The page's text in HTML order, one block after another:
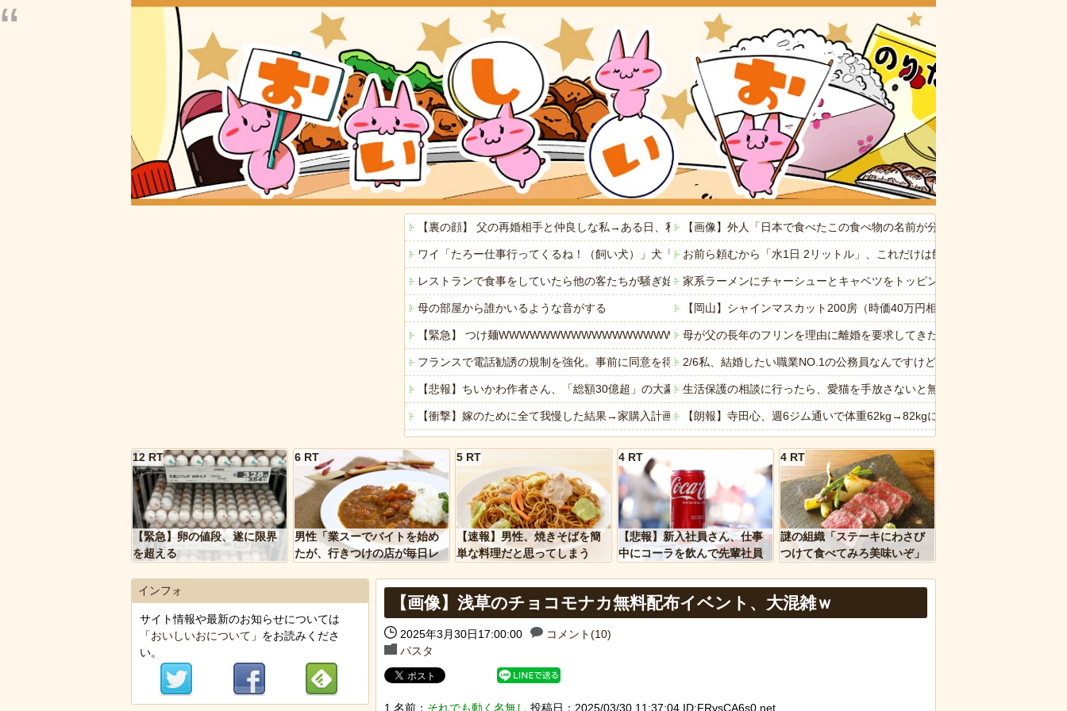
【裏の顔】 父の再婚相手と仲良しな私→ある日、私の帰宅に気付かない再婚相手「血繋がってないのに大学費用出さなきゃい
ワイ「たろー仕事行ってくるね！（飼い犬）」犬「…？（ぷい」
レストランで食事をしていたら他の客たちが騒ぎ始めた。何事かな？ → 珍客が現れました…
母の部屋から誰かいるような音がする
【緊急】 つけ麺WWWWWWWWWWWWWWWWWWWWWW
フランスで電話勧誘の規制を強化。事前に同意を得ていない相手への営業を原則禁止
【悲報】ちいかわ作者さん、「総額30億超」の大豪邸を建てる！？ｗｗｗｗｗ
【衝撃】嫁のために全て我慢した結果→家購入計画が「地獄の一幕」に…その理由が痛すぎるｗｗｗ
年収１０００万円世帯の現実
【衝撃】韓国で売っている目覚まし時計のデザインが悪夢すぎるwww
「アメリカのヤンキーがアジア人にケンカを売った結果ｗｗｗ」 ほか
「あなたはアメリカを愛していますか」「はい」トランプ、国防総省職員数千人をウソ発見器にかける方針
ヒーローのサバイバルアクション Siege Survivors
【中国】パトカーの前で好演技www当たり屋やお煽り運転など盛りだくさん
【画像】外人「日本で食べたこの食べ物の名前が分からない…もう一度食べ
お前ら頼むから「水1日 2リットル」、これだけは飲んでくれ
家系ラーメンにチャーシューとキャベツをトッピングして食べるのが好き
【岡山】シャインマスカット200房（時価40万円相当）畑から盗んだ疑いで
母が父の長年のフリンを理由に離婚を要求してきた。父も私も驚いたが母の
2/6私、結婚したい職業NO.1の公務員なんですけど、嫁が子供連れて家出
生活保護の相談に行ったら、愛猫を手放さないと無理と言われた。子ども
【朗報】寺田心、週6ジム通いで体重62kg→82kgに 110kgのベンチプレス持
【悲報】思春期の娘に「キモッ」と言われたお父さん、グレるｗｗｗｗｗｗ
客「納車式？いいよ」
専業主婦の妻が月3万ぐらいするサプリ飲んどるんやが
【動画】動物園のゾウを撮影していたら…とんでもない“ファンサ”を受けた
【悲報】味噌ラーメンで行列、出来ない
12 RT
【緊急】卵の値段、遂に限界
を超える
6 RT
男性「業スーでバイトを始め
たが、行きつけの店が毎日レ
5 RT
【速報】男性、焼きそばを簡
単な料理だと思ってしまう
4 RT
【悲報】新入社員さん、仕事
中にコーラを飲んで先輩社員
4 RT
謎の組織「ステーキにわさび
つけて食べてみろ美味いぞ」
【画像】浅草のチョコモナカ無料配布イベント、大混雑ｗ
2025年3月30日17:00:00
コメント(10)
パスタ
1 名前： それでも動く名無し 投稿日：2025/03/30 11:37:04 ID:FRvsCA6s0.net
インフォ
サイト情報や最新のお知らせについては
「おいしいおについて 」をお読みくださ
い。